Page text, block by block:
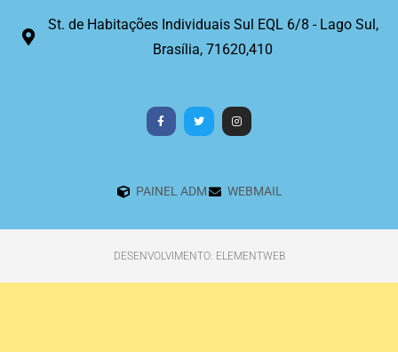
St. de Habitações Individuais Sul EQL 6/8 - Lago Sul,
Brasília, 71620,410
PAINEL ADM WEBMAIL
DESENVOLVIMENTO: ELEMENTWEB